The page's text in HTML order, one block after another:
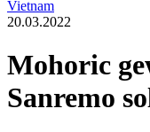
Vietnam
20.03.2022
Mohoric
Sanremo